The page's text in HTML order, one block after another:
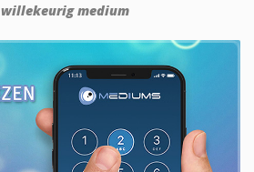
willekeurig medium